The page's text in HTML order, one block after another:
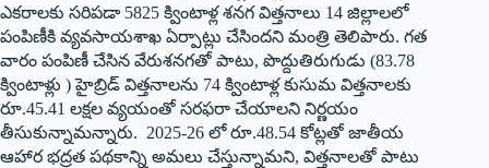
ఎకరాలకు సరిపడా 5825 క్వింటాళ్ల శనగ విత్తనాలు 14 జిల్లాలలో
పంపిణీకి వ్యవసాయశాఖ ఏర్పాట్లు చేసిందని మంత్రి తెలిపారు. గత
వారం పంపిణీ చేసిన వేరుశనగతో పాటు, పొద్దుతిరుగుడు (83.78
క్వింటాళ్లు ) హైబ్రిడ్ విత్తనాలను 74 క్వింటాళ్ల‌ కుసుమ విత్తనాలకు
రూ.45.41 లక్షల వ్య‌యంతో సరఫరా చేయాల‌ని నిర్ణయం
తీసుకున్నామ‌న్నారు. 2025-26 లో రూ.48.54 కోట్లతో జాతీయ
ఆహార భద్రత పథకాన్ని అమలు చేస్తున్నామని, విత్తనాలతో పాటు